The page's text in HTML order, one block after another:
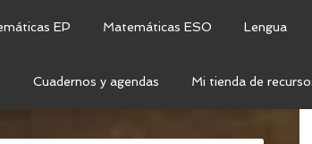
EP Matemáticas ESO Lengua
Cuadernos y agendas Mi tienda de
TABLERO ORTOGRAFICO